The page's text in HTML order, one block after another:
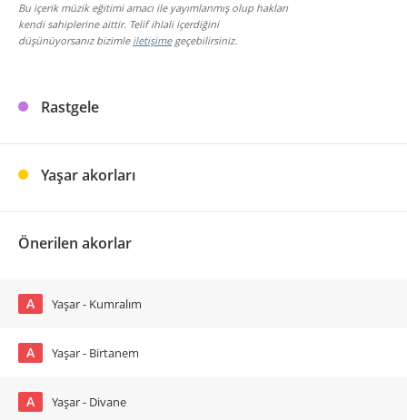
Bu içerik müzik eğitimi amacı ile yayımlanmış olup hakları
kendi sahiplerine aittir. Telif ihlali içerdiğini
düşünüyorsanız bizimle iletişimegeçebilirsiniz.
Rastgele
Yaşar akorları
Önerilen akorlar
A Yaşar - Kumralım
A Yaşar - Birtanem
A Yaşar - Divane